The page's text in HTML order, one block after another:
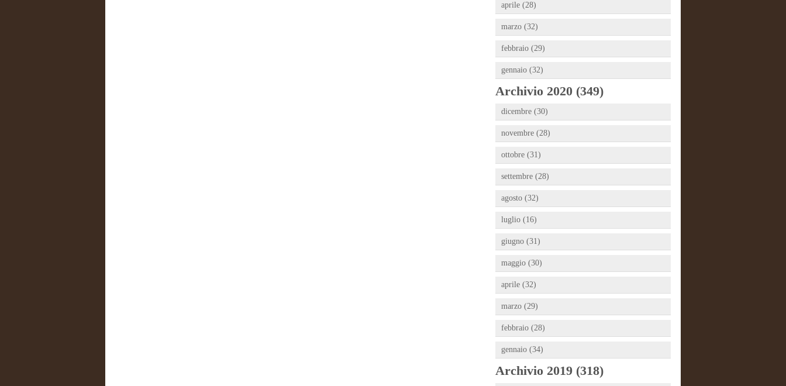
aprile (28)
marzo (32)
febbraio (29)
gennaio (32)
Archivio 2020 (349)
dicembre (30)
novembre (28)
ottobre (31)
settembre (28)
agosto (32)
luglio (16)
giugno (31)
maggio (30)
aprile (32)
marzo (29)
febbraio (28)
gennaio (34)
Archivio 2019 (318)